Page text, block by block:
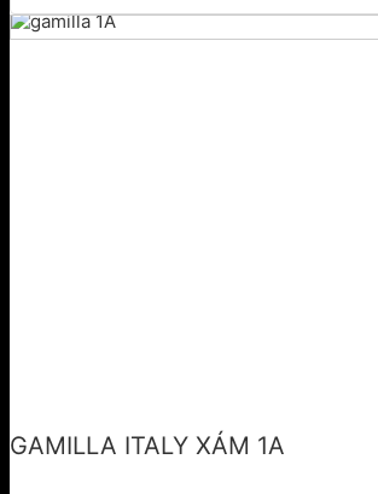
GAMILLA ITALY XÁM 1A